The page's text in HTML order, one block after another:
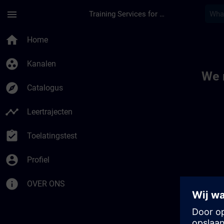
menu Training Services for Digital Industries
home Home
group_work Kanalen
explore Catalogus
timeline Leertrajecten
assignment_turned_in Toelatingstest
account_circle Profiel
info OVER ONS
We